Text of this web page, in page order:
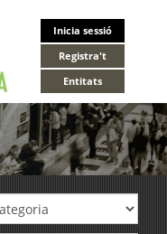
Inicia sessió
Registra't
Entitats